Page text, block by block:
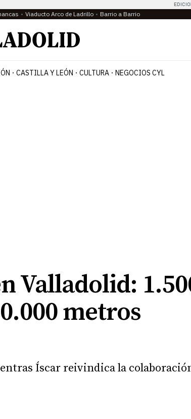
Viaducto Arco de Ladrillo Barrio a Barrio
CASTILLA Y LEÓN CULTURA NEGOCIOS CYL
Valladolid:
metros
Íscar reivindica la